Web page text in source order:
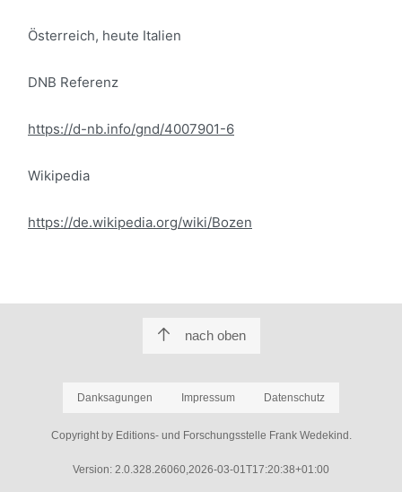
Österreich, heute Italien
DNB Referenz
https://d-nb.info/gnd/4007901-6
Wikipedia
https://de.wikipedia.org/wiki/Bozen
nach oben
Danksagungen Impressum Datenschutz
Copyright by Editions- und Forschungsstelle Frank Wedekind.
Version: 2.0.328.26060,2026-03-01T17:20:38+01:00